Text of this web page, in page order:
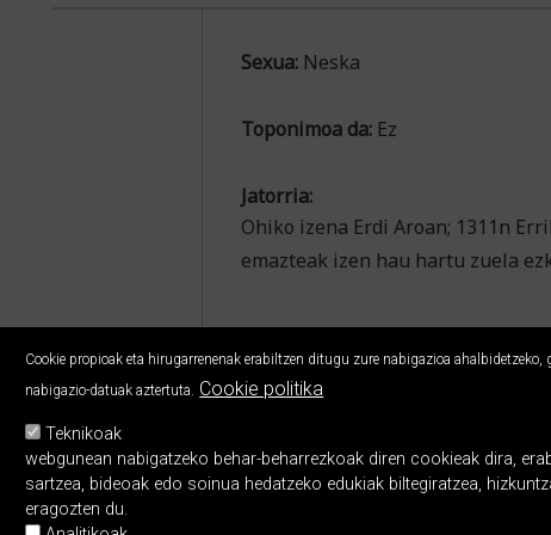
Sexua: Neska
Toponimoa da: Ez
Jatorria:
Ohiko izena Erdi Aroan; 1311n
emazteak izen hau hartu zuela
Cookie propioak eta hirugarrenenak erabiltzen ditugu zure nabigazioa
nabigazio-datuak aztertuta.
Cookie politika
Teknikoak
webgunean nabigatzeko behar-beharrezkoak diren cookieak dira,
sartzea, bideoak edo soinua hedatzeko edukiak biltegiratzea,
eragozten du.